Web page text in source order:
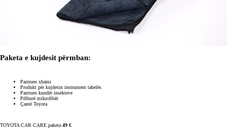
Paketa e kujdesit përmban:
Pastrues xhami
Produkt për kujdesin instrument tabelës
Pastrues kundër insekteve
Pëlhurë mikrofibër
Çantë Toyota
TOYOTA CAR CARE paketa49 €